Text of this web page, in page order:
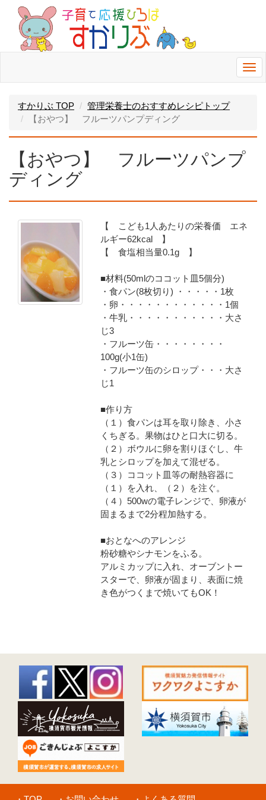
すかりぶ TOP
管理栄養士のおすすめレシピトップ
【おやつ】 フルーツパンプディング
【おやつ】 フルーツパンプ
ディング
【 こども1人あたりの栄養価 エネ
ルギー62kcal 】
【 食塩相当量0.1g 】
■材料(50mlのココット皿5個分)
・食パン(8枚切り) ・・・・・1枚
・卵・・・・・・・・・・・・1個
・牛乳・・・・・・・・・・・大さ
じ3
・フルーツ缶・・・・・・・・
100g(小1缶)
・フルーツ缶のシロップ・・・大さ
じ1
■作り方
（１）食パンは耳を取り除き、小さ
くちぎる。果物はひと口大に切る。
（２）ボウルに卵を割りほぐし、牛
乳とシロップを加えて混ぜる。
（３）ココット皿等の耐熱容器に
（１）を入れ、（２）を注ぐ。
（４）500wの電子レンジで、卵液が
固まるまで2分程加熱する。
■おとなへのアレンジ
粉砂糖やシナモンをふる。
アルミカップに入れ、オーブントー
スターで、卵液が固まり、表面に焼
き色がつくまで焼いてもOK！